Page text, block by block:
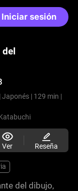
Iniciar sesión
del
Japonés | 129 min |
Ver Reseña
del dibujo,